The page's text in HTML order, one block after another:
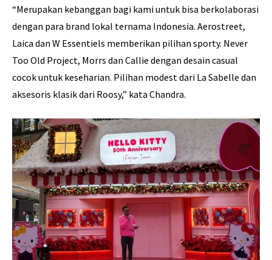
“Merupakan kebanggan bagi kami untuk bisa berkolaborasi
dengan para brand lokal ternama Indonesia. Aerostreet,
Laica dan W Essentiels memberikan pilihan sporty. Never
Too Old Project, Morrs dan Callie dengan desain casual
cocok untuk keseharian. Pilihan modest dari La Sabelle dan
aksesoris klasik dari Roosy,” kata Chandra.